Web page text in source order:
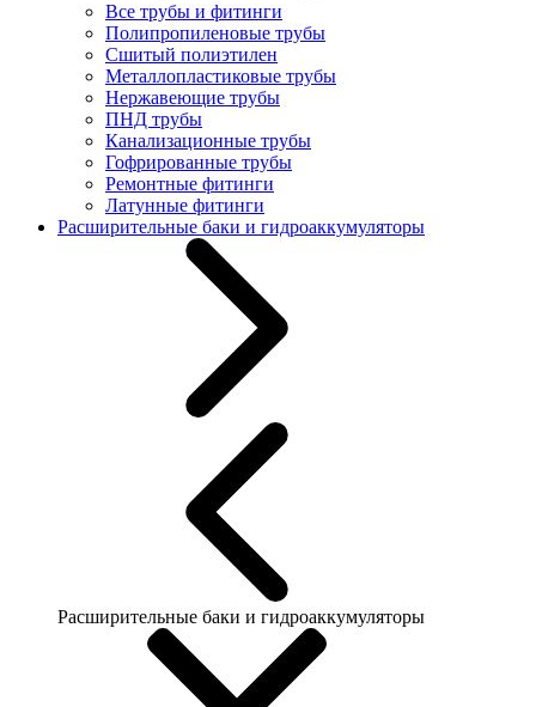
Все трубы и фитинги
Полипропиленовые трубы
Сшитый полиэтилен
Металлопластиковые трубы
Нержавеющие трубы
ПНД трубы
Канализационные трубы
Гофрированные трубы
Ремонтные фитинги
Латунные фитинги
Расширительные баки и гидроаккумуляторы
Расширительные баки и гидроаккумуляторы